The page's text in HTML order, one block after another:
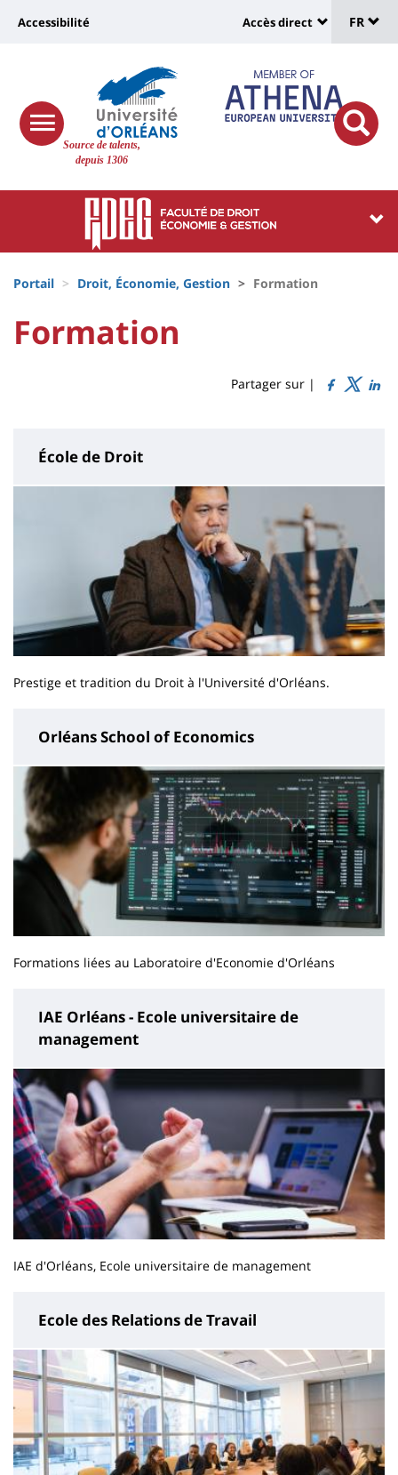
Site
Source de talents,
depuis 1306
Université
Recherche
responsive
menu
button
Université
vers
page
accessibilité
Accessibilité
:
Shortcut
links
Accès direct
de
FR
Université
Block
liste
des
composantes
d'Ariane
Portail Droit, Économie, Gestion Formation
University
University
Titre
Formation
Partager sur |
École de Droit
Prestige et tradition du Droit à l'Université d'Orléans.
Orléans School of Economics
Formations liées au Laboratoire d'Economie d'Orléans
IAE Orléans - Ecole universitaire de
management
IAE d'Orléans, Ecole universitaire de management
Ecole des Relations de Travail